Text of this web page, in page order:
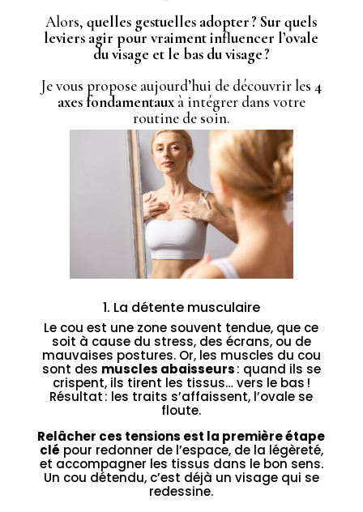
Alors,quelles gestuelles adopter ? Sur quels
leviers agir pour vraiment influencer l’ovale
du visage et le bas du visage ?
Je vous propose aujourd’hui de découvrir les4
axes fondamentauxà intégrer dans votre
routine de soin.
1. La détente musculaire
Le cou est une zone souvent tendue, que ce
soit à cause du stress, des écrans, ou de
mauvaises postures. Or, les muscles du cou
sont des muscles abaisseurs: quand ils se
crispent, ils tirent les tissus… vers le bas !
Résultat : les traits s’affaissent, l’ovale se
floute.
Relâcher ces tensions est la première étape
clé pour redonner de l’espace, de la légèreté,
et accompagner les tissus dans le bon sens.
Un cou détendu, c’est déjà un visage qui se
redessine.